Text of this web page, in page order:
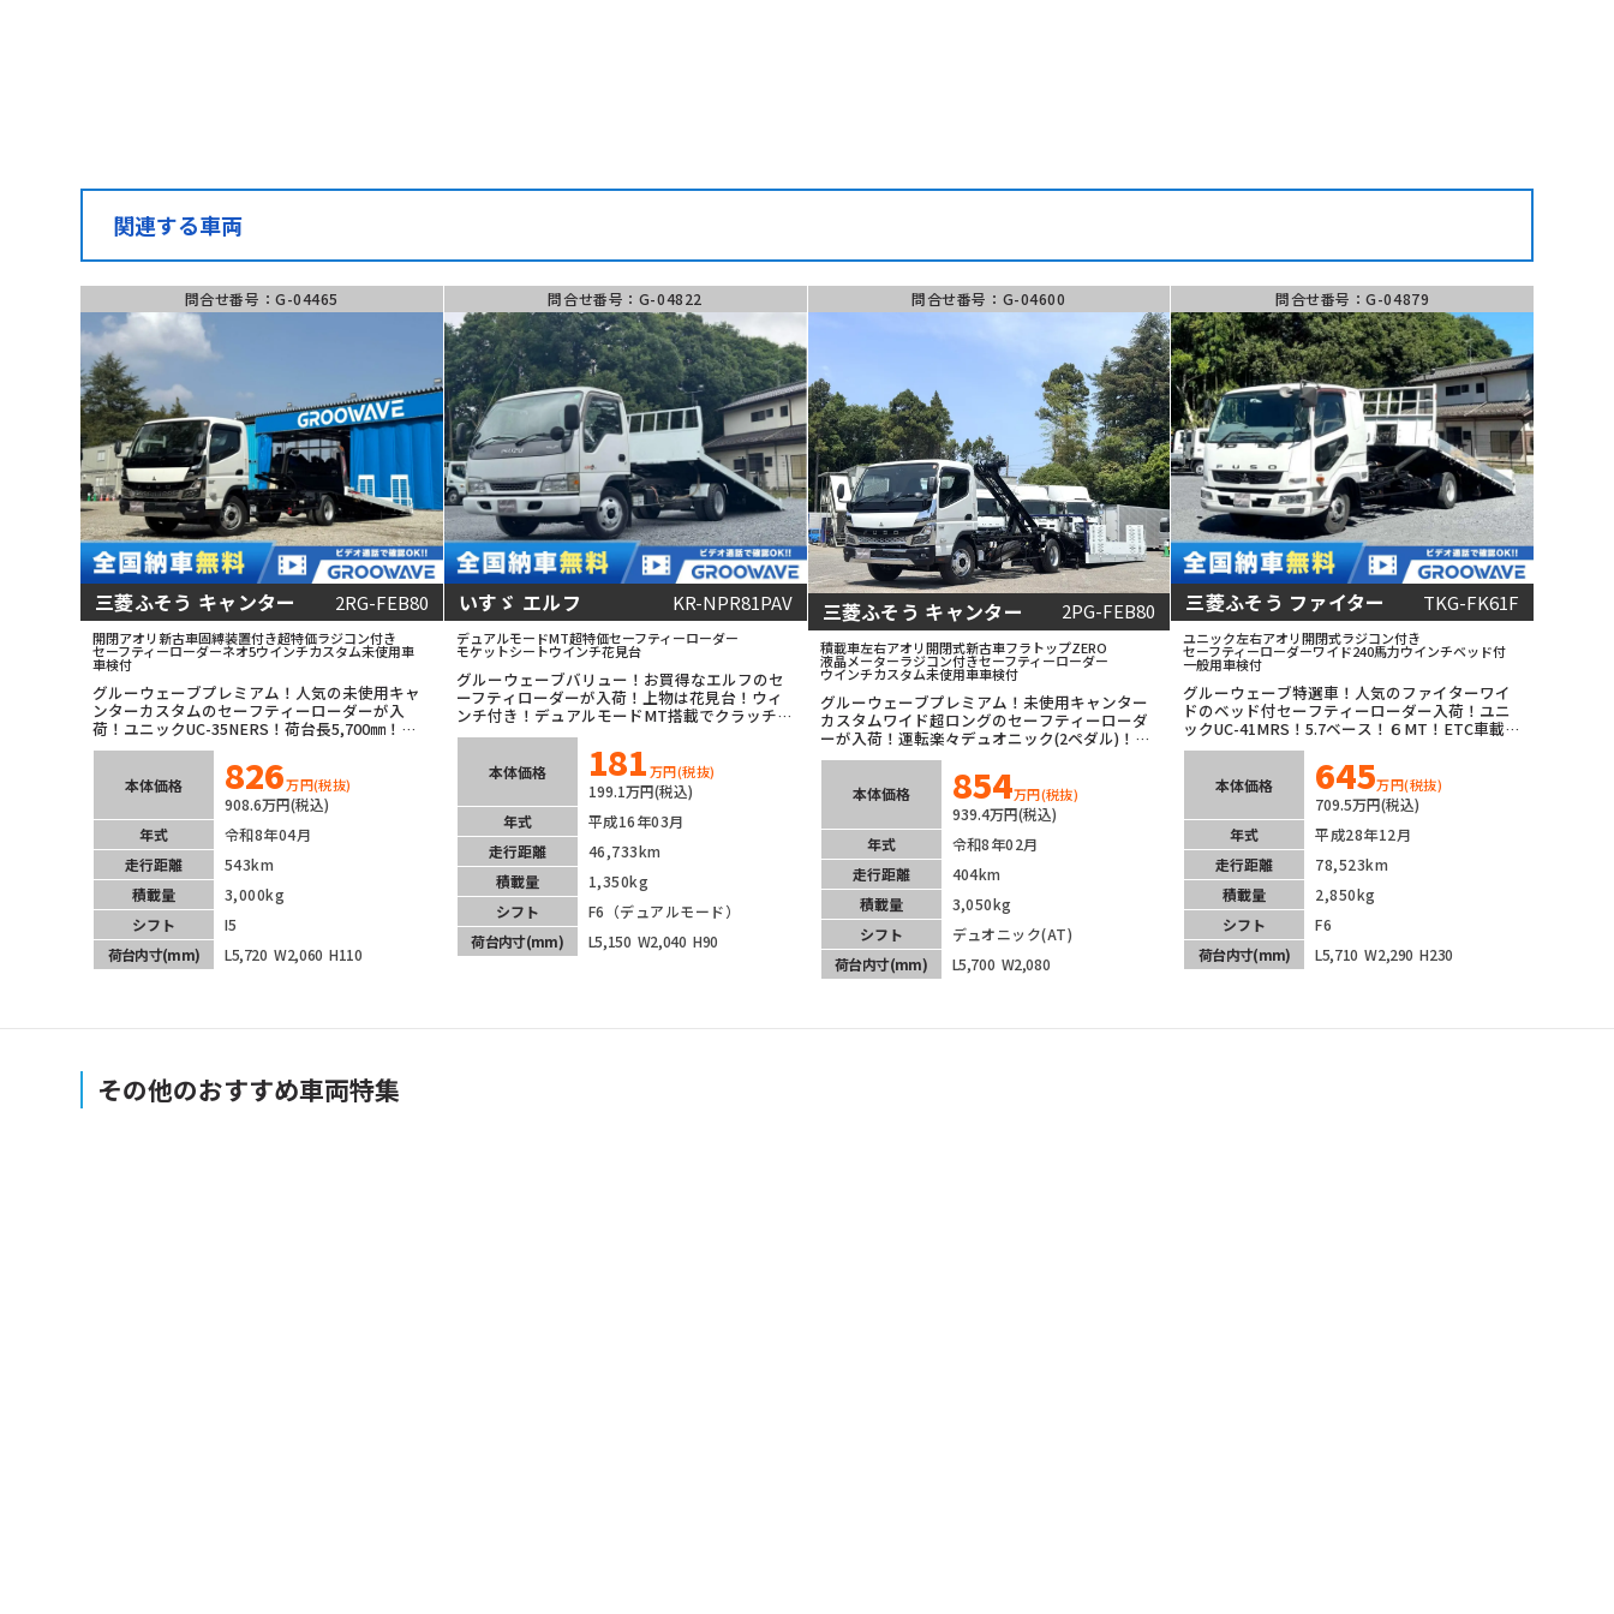
関連する車両
問合せ番号：G-04465
三菱ふそう キャンター 2RG-FEB80
開閉アオリ新古車固縛装置付き超特価ラジコン付き
セーフティーローダーネオ5ウインチカスタム未使用車
車検付
グルーウェーブプレミアム！人気の未使用キャ
ンターカスタムのセーフティーローダーが入
荷！ユニックUC-35NERS！荷台長5,700㎜！左
右アオリ開閉式！ワイド超ロングの全低床！液
晶メーター！オートエアコン！USB対応オーデ
ィオ＆バックカメラ等装備充実！
本体価格 826万円(税抜)
908.6万円(税込)
年式
令和8年04月
走行距離
543km
積載量
3,000kg
シフト
I5
荷台内寸(mm) L5,720 W2,060 H110
問合せ番号：G-04822
いすゞ エルフ KR-NPR81PAV
デュアルモードMT超特価セーフティーローダー
モケットシートウインチ花見台
グルーウェーブバリュー！お買得なエルフのセ
ーフティローダーが入荷！上物は花見台！ウィ
ンチ付き！デュアルモードMT搭載でクラッチフ
リーで運転可能！モケットシートが似合います
ね！お財布に優しい１台！
本体価格 181万円(税抜)
199.1万円(税込)
年式
平成16年03月
走行距離
46,733km
積載量
1,350kg
シフト
F6（デュアルモード）
荷台内寸(mm) L5,150 W2,040 H90
問合せ番号：G-04600
三菱ふそう キャンター 2PG-FEB80
積載車左右アオリ開閉式新古車フラトップZERO
液晶メーターラジコン付きセーフティーローダー
ウインチカスタム未使用車車検付
グルーウェーブプレミアム！未使用キャンター
カスタムワイド超ロングのセーフティーローダ
ーが入荷！運転楽々デュオニック(2ペダル)！
LEDヘッドライト！バックカメラ装備！車線逸
脱警報等安全装備も充実！
本体価格 854万円(税抜)
939.4万円(税込)
年式
令和8年02月
走行距離
404km
積載量
3,050kg
シフト
デュオニック(AT)
荷台内寸(mm) L5,700 W2,080
問合せ番号：G-04879
三菱ふそう ファイター TKG-FK61F
ユニック左右アオリ開閉式ラジコン付き
セーフティーローダーワイド240馬力ウインチベッド付
一般用車検付
グルーウェーブ特選車！人気のファイターワイ
ドのベッド付セーフティーローダー入荷！ユニ
ックUC-41MRS！5.7ベース！６MT！ETC車載
器！年式から見ても走行距離少なくオススメの1
本体価格 645万円(税抜)
709.5万円(税込)
年式
平成28年12月
走行距離
78,523km
積載量
2,850kg
シフト
F6
荷台内寸(mm) L5,710 W2,290 H230
その他のおすすめ車両特集